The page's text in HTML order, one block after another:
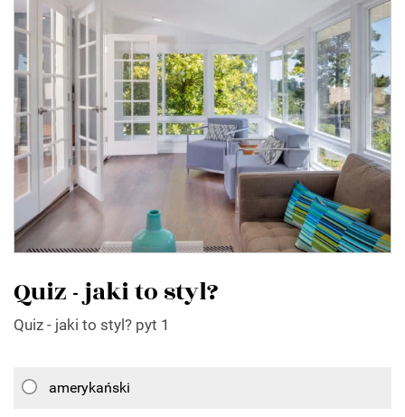
Quiz - jaki to styl?
Quiz - jaki to styl? pyt 1
amerykański